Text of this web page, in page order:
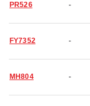
PR526 -
FY7352 -
MH804 -